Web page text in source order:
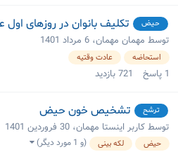
حیض تکلیف بانوان در روزهای اول
توسط مهمان مهمان، 6 مرداد 1401
استحاضه عادت وقتیه
1 پاسخ 721بازدید
ترشح تشخیص خون حیض
توسط کاربر اینستا مهمان، 30 فروردین 1401
حیض لکه بینی (و 1 مورد دیگر)